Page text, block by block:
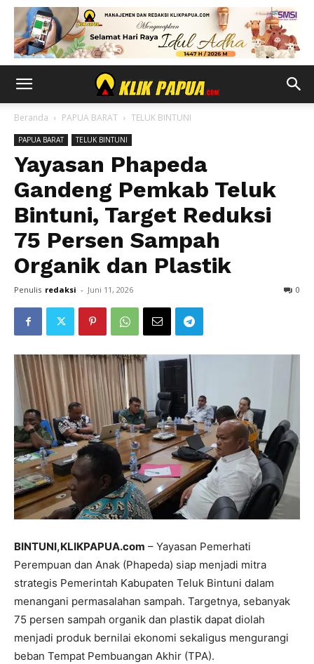
Beranda PAPUA BARAT TELUK BINTUNI
PAPUA BARAT TELUK BINTUNI
Yayasan Phapeda
Gandeng Pemkab Teluk
Bintuni, Target Reduksi
75 Persen Sampah
Organik dan Plastik
Penulis redaksi - Juni 11, 2026 0
BINTUNI,KLIKPAPUA.com – Yayasan Pemerhati
Perempuan dan Anak (Phapeda) siap menjadi mitra
strategis Pemerintah Kabupaten Teluk Bintuni dalam
menangani permasalahan sampah. Targetnya, sebanyak
75 persen sampah organik dan plastik dapat diolah
menjadi produk bernilai ekonomi sekaligus mengurangi
beban Tempat Pembuangan Akhir (TPA).